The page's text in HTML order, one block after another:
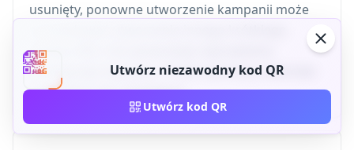
usunięty, ponowne utworzenie kampanii może
adresu URL i nie spowoduje naprawienia
istniejącego wydruku. Przed wymianą materiału
skontaktuj się z dostawcą.
Utwórz niezawodny kod QR
Utwórz kod QR